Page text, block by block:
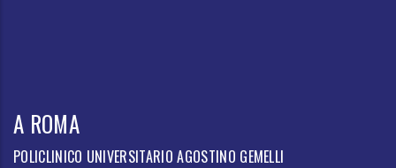
A ROMA
POLICLINICO UNIVERSITARIO AGOSTINO GEMELLI